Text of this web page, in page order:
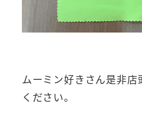
ムーミン好きさん是非店
ください。